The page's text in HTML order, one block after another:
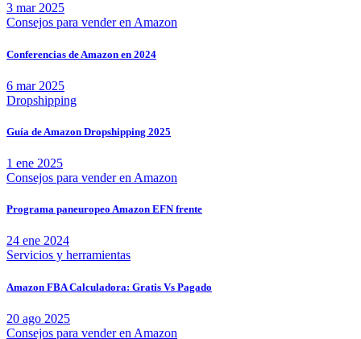
3 mar 2025
Consejos para vender en Amazon
Conferencias de Amazon en 2024
6 mar 2025
Dropshipping
Guía de Amazon Dropshipping 2025
1 ene 2025
Consejos para vender en Amazon
Programa paneuropeo Amazon EFN frente
24 ene 2024
Servicios y herramientas
Amazon FBA Calculadora: Gratis Vs Pagado
20 ago 2025
Consejos para vender en Amazon